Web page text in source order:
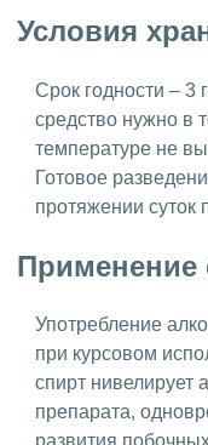
Условия
Срок годности – 3
средство нужно в
температуре не
Готовое
протяжении суток
Применение
Употребление
при курсовом
спирт нивелирует
препарата,